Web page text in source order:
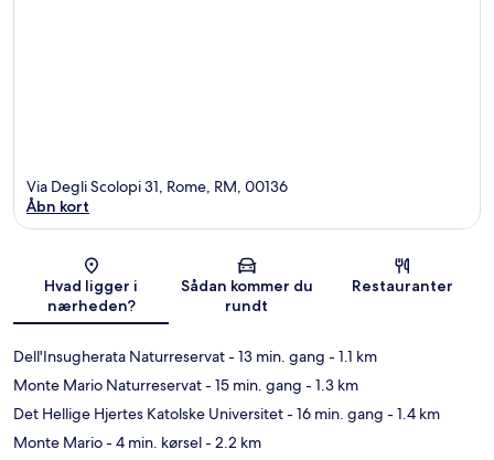
Kort
Via Degli Scolopi 31, Rome, RM, 00136
Åbn kort
Hvad ligger i
nærheden?
Sådan kommer du
rundt
Restauranter
Dell'Insugherata Naturreservat- 13 min. gang - 1.1 km
Monte Mario Naturreservat- 15 min. gang - 1.3 km
Det Hellige Hjertes Katolske Universitet- 16 min. gang - 1.4 km
Monte Mario- 4 min. kørsel- 2.2 km